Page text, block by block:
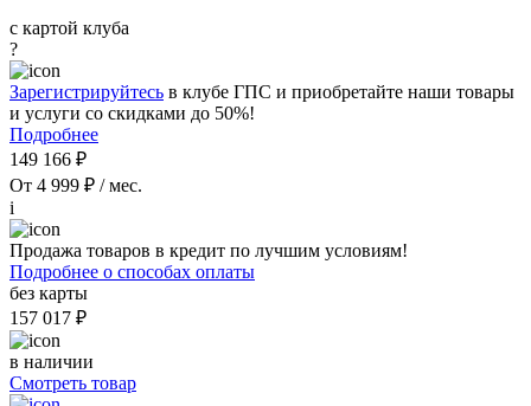
с картой клуба
?
Зарегистрируйтесь в клубе ГПС и приобретайте наши товары
и услуги со скидками до 50%!
Подробнее
149 166 ₽
От 4 999 ₽ / мес.
i
Продажа товаров в кредит по лучшим условиям!
Подробнее о способах оплаты
без карты
157 017 ₽
в наличии
Смотреть товар